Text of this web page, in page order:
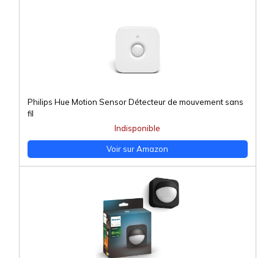
Philips Hue Motion Sensor Détecteur de mouvement sans
fil
Indisponible
Voir sur Amazon